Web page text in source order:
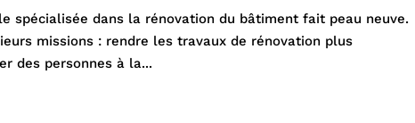
spécialisée dans la rénovation du bâtiment fait peau neuve.
missions : rendre les travaux de rénovation plus
des personnes à la...